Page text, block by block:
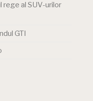
al SUV-urilor
GTI